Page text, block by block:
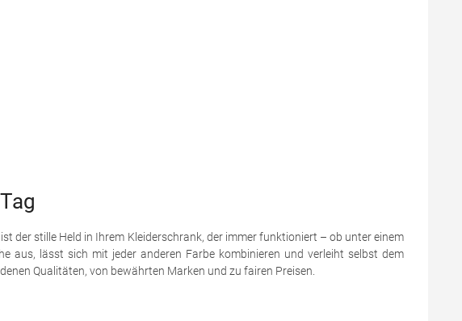
der stille Held in Ihrem Kleiderschrank, der immer funktioniert – ob unter einem
aus, lässt sich mit jeder anderen Farbe kombinieren und verleiht selbst dem
Qualitäten, von bewährten Marken und zu fairen Preisen.